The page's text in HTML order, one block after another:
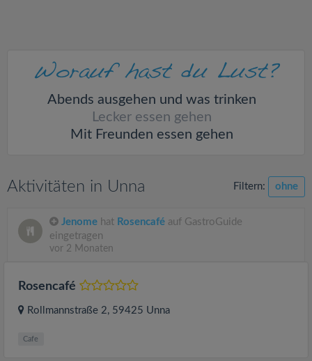
Abends ausgehen und was trinken
Lecker essen gehen
Mit Freunden essen gehen
Aktivitäten in Unna Filtern: ohne
Jenome hat Rosencafé auf GastroGuide
eingetragen
vor 2 Monaten
Rosencafé
Rollmannstraße 2, 59425 Unna
Cafe